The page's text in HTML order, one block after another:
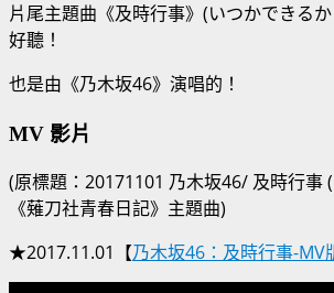
片尾主題曲《及時行事》(いつかできる
好聽！
也是由《乃木坂46》演唱的！
MV 影片
(原標題：20171101 乃木坂46/ 及時行事
《薙刀社青春日記》主題曲)
★2017.11.01【乃木坂46：及時行事-MV